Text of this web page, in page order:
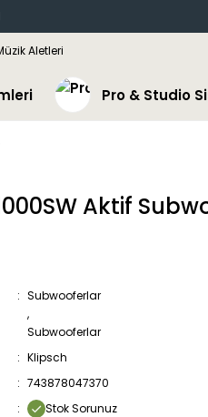
Pro & Studio
Aktif
Subwooferlar
,
Subwooferlar
Klipsch
743878047370
Stok Sorunuz